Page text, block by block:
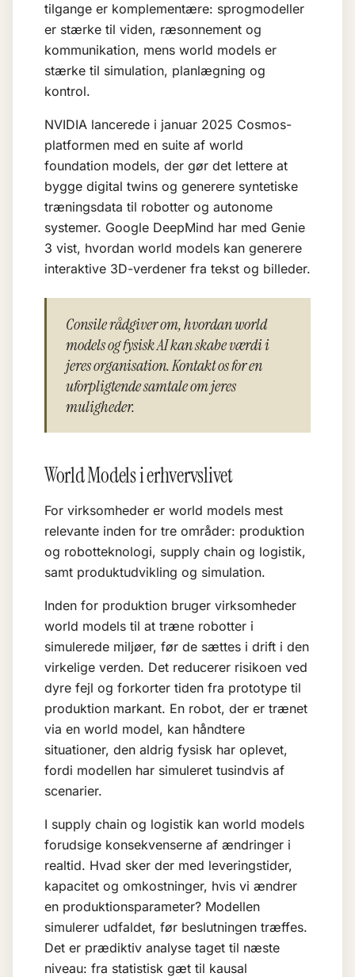
tilgange er komplementære: sprogmodeller
er stærke til viden, ræsonnement og
kommunikation, mens world models er
stærke til simulation, planlægning og
kontrol.
NVIDIA lancerede i januar 2025 Cosmos-
platformen med en suite af world
foundation models, der gør det lettere at
bygge digital twins og generere syntetiske
træningsdata til robotter og autonome
systemer. Google DeepMind har med Genie
3 vist, hvordan world models kan generere
interaktive 3D-verdener fra tekst og billeder.
Consile rådgiver om, hvordan world
models og fysisk AI kan skabe værdi i
jeres organisation. Kontakt os for en
uforpligtende samtale om jeres
muligheder.
World Models i erhvervslivet
For virksomheder er world models mest
relevante inden for tre områder: produktion
og robotteknologi, supply chain og logistik,
samt produktudvikling og simulation.
Inden for produktion bruger virksomheder
world models til at træne robotter i
simulerede miljøer, før de sættes i drift i den
virkelige verden. Det reducerer risikoen ved
dyre fejl og forkorter tiden fra prototype til
produktion markant. En robot, der er trænet
via en world model, kan håndtere
situationer, den aldrig fysisk har oplevet,
fordi modellen har simuleret tusindvis af
scenarier.
I supply chain og logistik kan world models
forudsige konsekvenserne af ændringer i
realtid. Hvad sker der med leveringstider,
kapacitet og omkostninger, hvis vi ændrer
en produktionsparameter? Modellen
simulerer udfaldet, før beslutningen træffes.
Det er prædiktiv analyse taget til næste
niveau: fra statistisk gæt til kausal